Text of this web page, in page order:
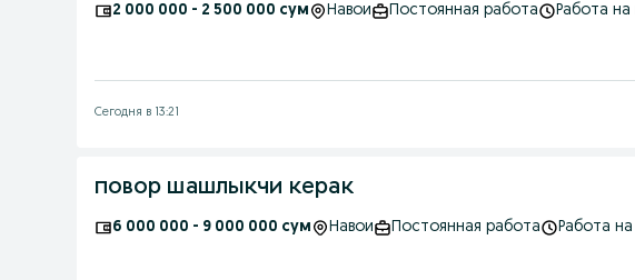
2 000 000 - 2 500 000 сум Навои Постоянная работа Работа на
Сегодня в 13:21
повор шашлыкчи керак
6 000 000 - 9 000 000 сум Навои Постоянная работа Работа